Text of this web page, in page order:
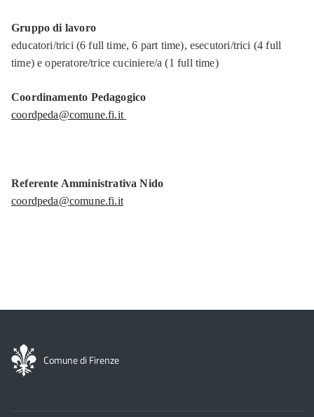
Gruppo di lavoro
educatori/trici (6 full time, 6 part time), esecutori/trici (4 full
time) e operatore/trice cuciniere/a (1 full time)
Coordinamento Pedagogico
coordpeda@comune.fi.it
Referente Amministrativa Nido
coordpeda@comune.fi.it
Comune di Firenze